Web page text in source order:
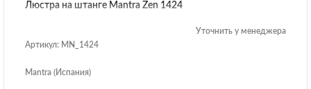
Люстра на штанге Mantra Zen 1424
Уточнить у менеджера
Артикул: MN_1424
Mantra (Испания)